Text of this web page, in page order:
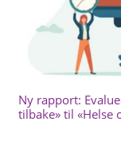
Ny rapport:
tilbake» til «Helse